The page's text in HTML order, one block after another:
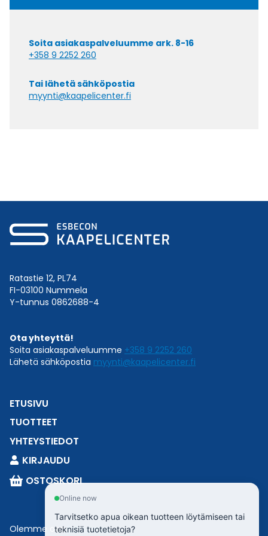
Soita asiakaspalveluumme ark. 8-16
+358 9 2252 260
Tai lähetä sähköpostia
myynti@kaapelicenter.fi
Ratastie 12, PL74
FI-03100 Nummela
Y-tunnus 0862688-4
Ota yhteyttä!
Soita asiakaspalveluumme +358 9 2252 260
Lähetä sähköpostia myynti@kaapelicenter.fi
ETUSIVU
TUOTTEET
YHTEYSTIEDOT
KIRJAUDU
OSTOSKORI
Olemme osaEsbeconia.
Online now
Tarvitsetko apua oikean tuotteen löytämiseen tai
teknisiä tuotetietoja?